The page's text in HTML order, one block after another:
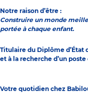
Notre raison d’être :
Construire un monde
portée à chaque enfant.
Titulaire du Diplôme d’État
et à la recherche d’un
Votre quotidien chez